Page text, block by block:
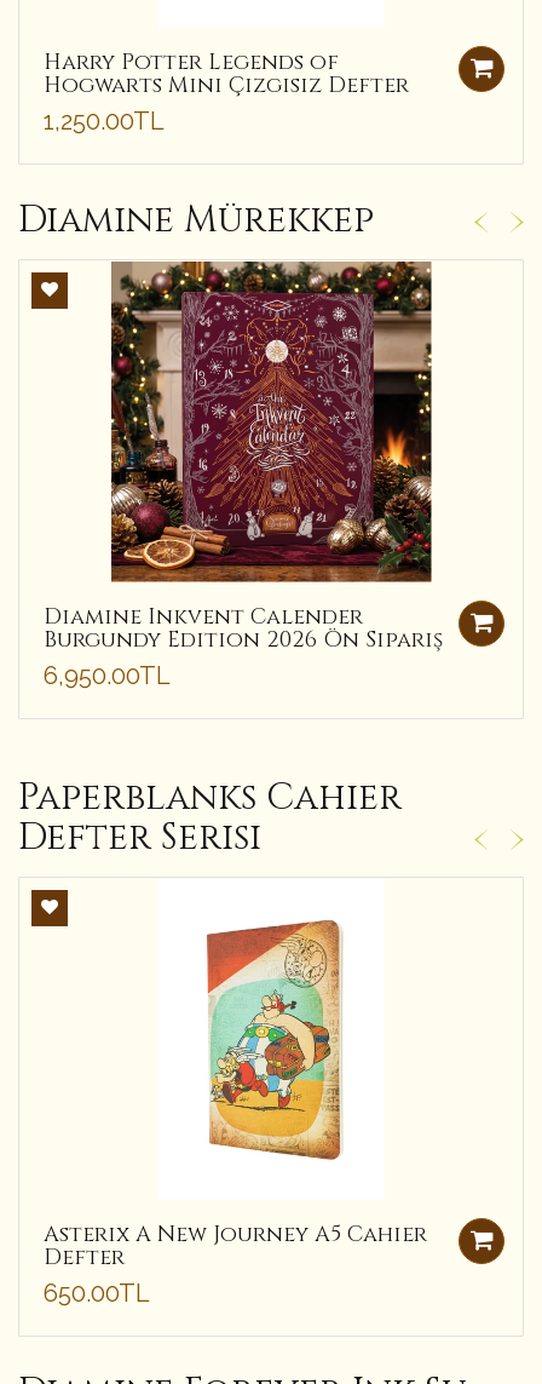
Harry Potter Legends of
Hogwarts Mini Çizgisiz Defter
1,250.00TL
Diamine Mürekkep
Diamine Inkvent Calender
Burgundy Edition 2026 Ön Sipariş
6,950.00TL
Paperblanks Cahier
Defter Serisi
Asterix A New Journey A5 Cahier
Defter
650.00TL